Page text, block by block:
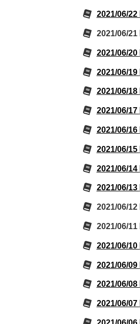
2021/06/22
2021/06/21
2021/06/20
2021/06/19
2021/06/18
2021/06/17
2021/06/16
2021/06/15
2021/06/14
2021/06/13
2021/06/12
2021/06/11
2021/06/10
2021/06/09
2021/06/08
2021/06/07